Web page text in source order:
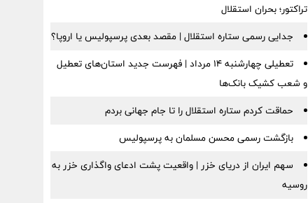
تراکتور؛ بحران استقلال
جدایی رسمی ستاره استقلال | مقصد بعدی پرسپولیس یا اروپا؟
تعطیلی چهارشنبه ۱۴ مرداد | فهرست جدید استان‌های تعطیل
و شعب کشیک بانک‌ها
حماقت کردم ستاره استقلال را تا جام جهانی بردم
بازگشت رسمی محسن مسلمان به پرسپولیس
سهم ایران از دریای خزر | واقعیت پشت ادعای واگذاری خزر به
روسیه